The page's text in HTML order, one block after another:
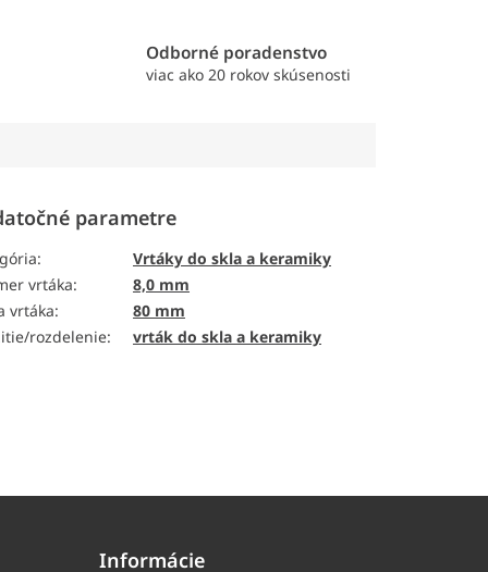
Odborné poradenstvo
viac ako 20 rokov skúsenosti
parametre
:
Vrtáky do skla a keramiky
vrtáka:
8,0 mm
vrtáka:
80 mm
rozdelenie: vrták do skla a keramiky
Informácie